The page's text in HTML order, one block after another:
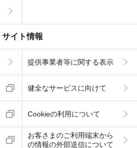
サイト情報
提供事業者等に関する表示
健全なサービスに向けて
Cookieの利用について
お客さまのご利用端末から
の情報の外部送信について